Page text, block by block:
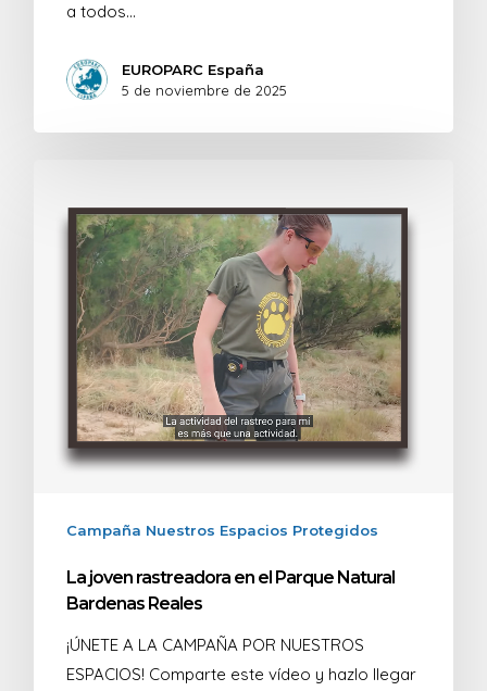
a todos…
EUROPARC España
5 de noviembre de 2025
Campaña Nuestros Espacios Protegidos
La joven rastreadora en el Parque Natural
Bardenas Reales
¡ÚNETE A LA CAMPAÑA POR NUESTROS
ESPACIOS! Comparte este vídeo y hazlo llegar